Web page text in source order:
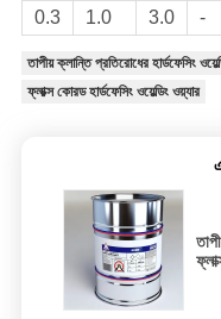
0.3
1.0 3.0 -
তাপীয় ক্লান্তি প্রতিরোধের হার্ডফেসিং
ফ্লাক্স কোরড হার্ডফেসিং ওয়েল্ডিং ওয়্যার